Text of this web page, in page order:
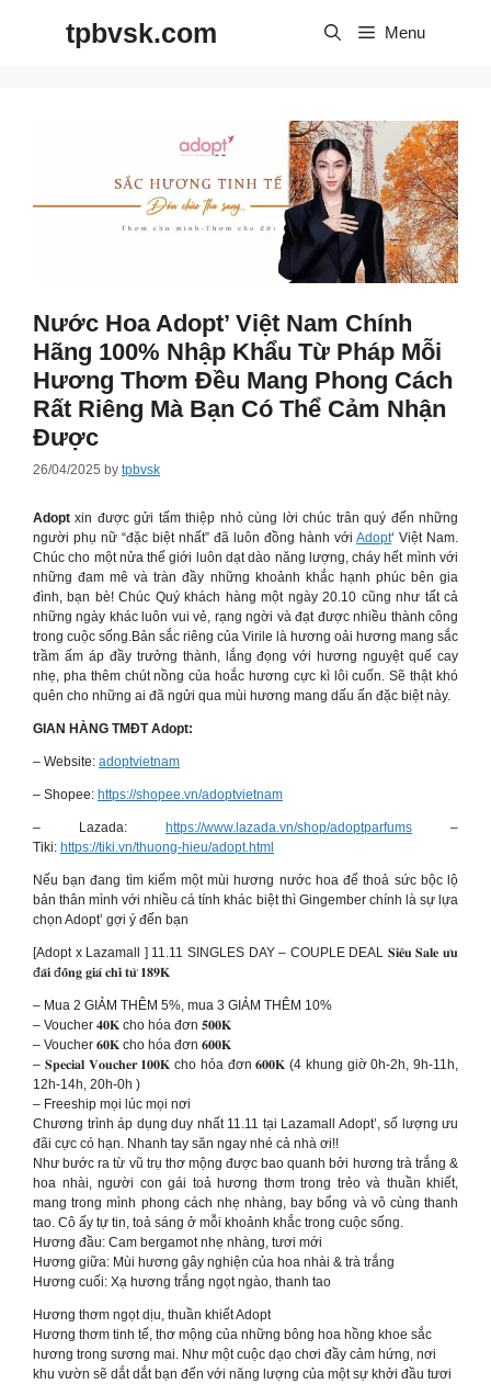
tpbvsk.com Menu
Nước Hoa Adopt’ Việt Nam Chính
Hãng 100% Nhập Khẩu Từ Pháp Mỗi
Hương Thơm Đều Mang Phong Cách
Rất Riêng Mà Bạn Có Thể Cảm Nhận
Được
26/04/2025 by tpbvsk
Adopt xin được gửi tấm thiệp nhỏ cùng lời chúc trân quý đến những
người phụ nữ “đặc biệt nhất” đã luôn đồng hành với Adopt‘ Việt Nam.
Chúc cho một nửa thế giới luôn dạt dào năng lượng, cháy hết mình với
những đam mê và tràn đầy những khoảnh khắc hạnh phúc bên gia
đình, bạn bè! Chúc Quý khách hàng một ngày 20.10 cũng như tất cả
những ngày khác luôn vui vẻ, rạng ngời và đạt được nhiều thành công
trong cuộc sống.Bản sắc riêng của Virile là hương oải hương mang sắc
trầm ấm áp đầy trưởng thành, lắng đọng với hương nguyệt quế cay
nhẹ, pha thêm chút nồng của hoắc hương cực kì lôi cuốn. Sẽ thật khó
quên cho những ai đã ngửi qua mùi hương mang dấu ấn đặc biệt này.
GIAN HÀNG TMĐT Adopt:
– Website: adoptvietnam
– Shopee: https://shopee.vn/adoptvietnam
– Lazada: https://www.lazada.vn/shop/adoptparfums –
Tiki: https://tiki.vn/thuong-hieu/adopt.html
Nếu bạn đang tìm kiếm một mùi hương nước hoa để thoả sức bộc lộ
bản thân mình với nhiều cá tính khác biệt thì Gingember chính là sự lựa
chọn Adopt’ gợi ý đến bạn
[Adopt x Lazamall ] 11.11 SINGLES DAY – COUPLE DEAL 𝐒𝐢𝐞̂𝐮 𝐒𝐚𝐥𝐞 𝐮̛𝐮
đ𝐚̃𝐢 đ𝐨̂̀𝐧𝐠 𝐠𝐢𝐚́ 𝐜𝐡𝐢̉ 𝐭𝐮̛̀ 𝟏𝟖𝟗𝐊
– Mua 2 GIẢM THÊM 5%, mua 3 GIẢM THÊM 10%
– Voucher 𝟒𝟎𝐊 cho hóa đơn 𝟓𝟎𝟎𝐊
– Voucher 𝟔𝟎𝐊 cho hóa đơn 𝟔𝟎𝟎𝐊
– 𝐒𝐩𝐞𝐜𝐢𝐚𝐥 𝐕𝐨𝐮𝐜𝐡𝐞𝐫 𝟏𝟎𝟎𝐊 cho hóa đơn 𝟔𝟎𝟎𝐊 (4 khung giờ 0h-2h, 9h-11h,
12h-14h, 20h-0h )
– Freeship mọi lúc mọi nơi
Chương trình áp dụng duy nhất 11.11 tại Lazamall Adopt’, số lượng ưu
đãi cực có hạn. Nhanh tay săn ngay nhé cả nhà ơi!!
Như bước ra từ vũ trụ thơ mộng được bao quanh bởi hương trà trắng &
hoa nhài, người con gái toả hương thơm trong trẻo và thuần khiết,
mang trong mình phong cách nhẹ nhàng, bay bổng và vô cùng thanh
tao. Cô ấy tự tin, toả sáng ở mỗi khoảnh khắc trong cuộc sống.
Hương đầu: Cam bergamot nhẹ nhàng, tươi mới
Hương giữa: Mùi hương gây nghiện của hoa nhài & trà trắng
Hương cuối: Xạ hương trắng ngọt ngào, thanh tao
Hương thơm ngọt dịu, thuần khiết Adopt
Hương thơm tinh tế, thơ mộng của những bông hoa hồng khoe sắc
hương trong sương mai. Như một cuộc dạo chơi đầy cảm hứng, nơi
khu vườn sẽ dắt dắt bạn đến với năng lượng của một sự khởi đầu tươi